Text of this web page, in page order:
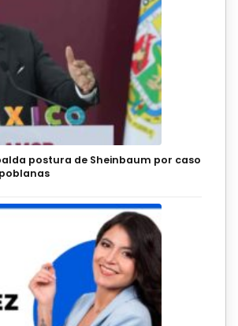
postura de Sheinbaum por caso